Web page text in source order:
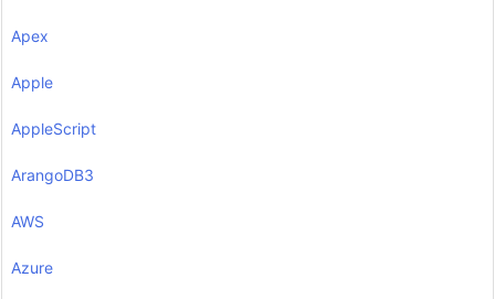
Apex
Apple
AppleScript
ArangoDB3
AWS
Azure